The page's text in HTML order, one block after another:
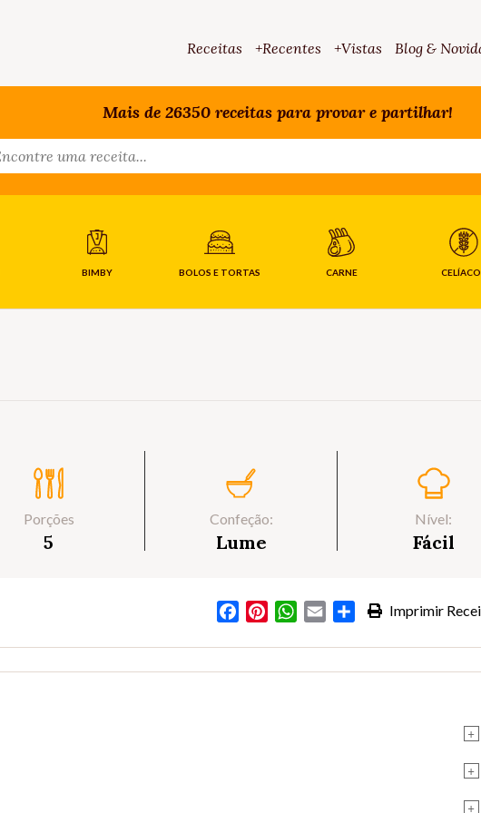
Receitas +Recentes +Vistas Blog &
Mais de 26350 receitas para provar e partilhar!
BIMBY BOLOS E TORTAS CARNE
Porções
5
Confeção:
Lume
Nível:
Fácil
Imprimir
FacebookPinterestWhatsApp
Email Partilhar
+
+
+